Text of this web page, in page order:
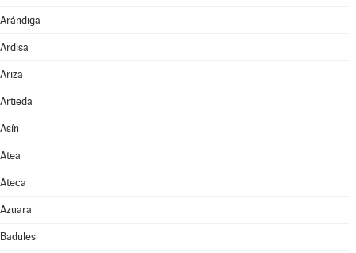
Arándiga
Ardisa
Ariza
Artieda
Asín
Atea
Ateca
Azuara
Badules